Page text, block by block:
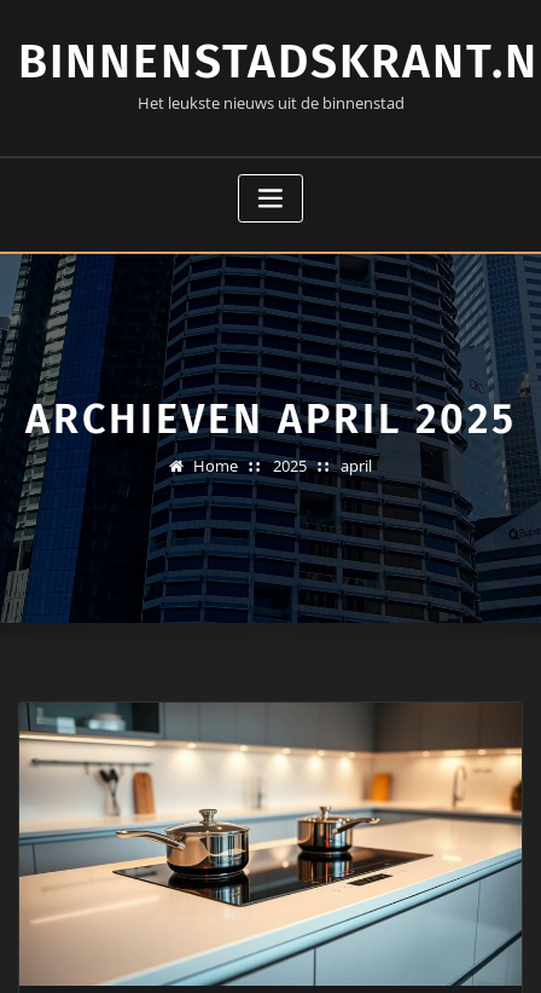
inhoud
Het leukste nieuws uit de binnenstad
ARCHIEVEN APRIL 2025
Home 2025 april